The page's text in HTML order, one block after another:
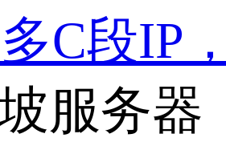
C段IP
服务器